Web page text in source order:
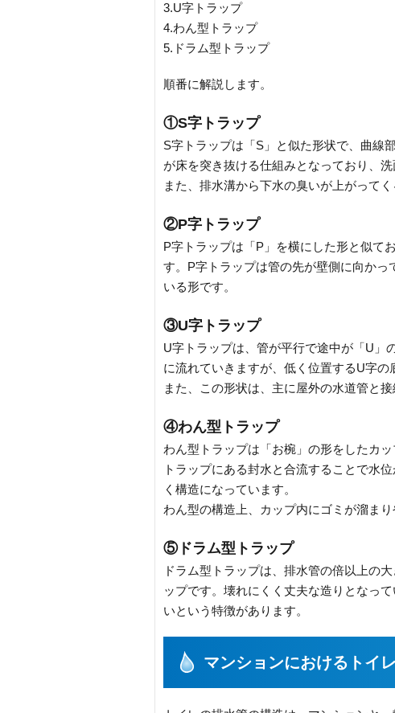
3.U字トラップ
4.わん型トラップ
5.ドラム型トラップ
順番に解説します。
①S字トラップ
S字トラップは「S」と似た形状で、曲線
が床を突き抜ける仕組みとなっており、
また、排水溝から下水の臭いが上がって
②P字トラップ
P字トラップは「P」を横にした形と似て
す。P字トラップは管の先が壁側に向か
いる形です。
③U字トラップ
U字トラップは、管が平行で途中が「U」
に流れていきますが、低く位置するU字の
また、この形状は、主に屋外の水道管と
④わん型トラップ
わん型トラップは「お椀」の形をしたカ
トラップにある封水と合流することで水
く構造になっています。
わん型の構造上、カップ内にゴミが溜ま
⑤ドラム型トラップ
ドラム型トラップは、排水管の倍以上の
ップです。壊れにくく丈夫な造りとなっ
いという特徴があります。
マンションにおけるトイ